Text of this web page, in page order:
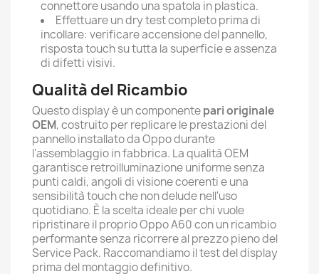
connettore usando una spatola in plastica.
Effettuare un dry test completo prima di
incollare: verificare accensione del pannello,
risposta touch su tutta la superficie e assenza
di difetti visivi.
Qualità del Ricambio
Questo display è un componentepari originale
OEM, costruito per replicare le prestazioni del
pannello installato da Oppo durante
l'assemblaggio in fabbrica. La qualità OEM
garantisce retroilluminazione uniforme senza
punti caldi, angoli di visione coerenti e una
sensibilità touch che non delude nell'uso
quotidiano. È la scelta ideale per chi vuole
ripristinare il proprio Oppo A60 con un ricambio
performante senza ricorrere al prezzo pieno del
Service Pack. Raccomandiamo il test del display
prima del montaggio definitivo.